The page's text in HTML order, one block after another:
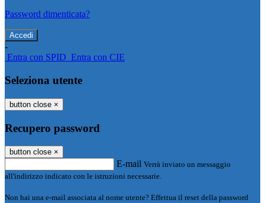
Password dimenticata?
-
Entra con SPID Entra con CIE
Seleziona utente
button close ×
Recupero password
button close ×
E-mail Verrà inviato un messaggio
all'indirizzo indicato con le istruzioni necessarie.
Non hai una e-mail associata al nome utente? Effettua il reset della password